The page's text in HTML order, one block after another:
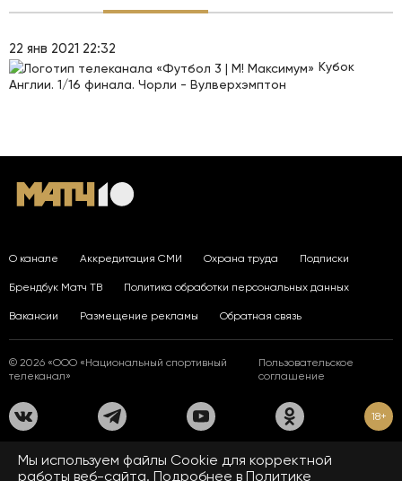
22 янв 2021 22:32
Кубок
Англии. 1/16 финала. Чорли - Вулверхэмптон
О канале Аккредитация СМИ Охрана труда Подписки
Брендбук Матч ТВ Политика обработки персональных данных
Вакансии Размещение рекламы Обратная связь
© 2026 «ООО «Национальный спортивный
телеканал»
Пользовательское
соглашение
18+
На сайте применяются рекомендательные технологии. Подробнее
Правилах применения рекомендательных технологий.
Мы используем файлы Сookie для корректной
работы веб-сайта. Подробнее в Политике